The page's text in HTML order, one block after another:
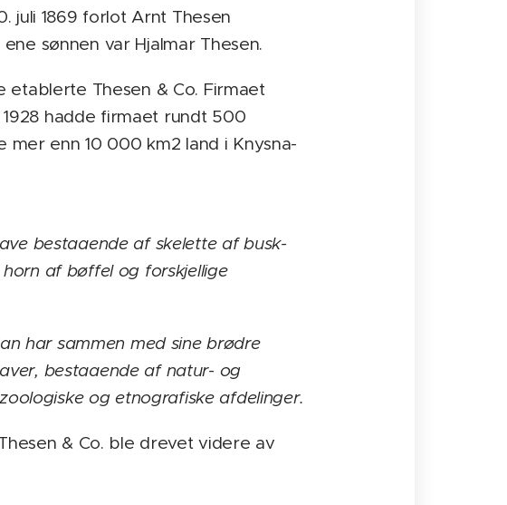
juli 1869 forlot Arnt Thesen
sønnen var Hjalmar Thesen.
etablerte Thesen & Co. Firmaet
hadde firmaet rundt 500
mer enn 10 000 km2 land i Knysna-
bestaaende af skelette af busk-
af bøffel og forskjellige
har sammen med sine brødre
bestaaende af natur- og
og etnografiske afdelinger.
& Co. ble drevet videre av